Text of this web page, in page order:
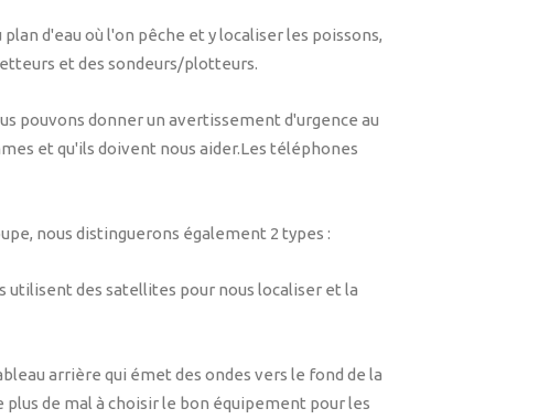
d'eau où l'on pêche et y localiser les poissons,
et des sondeurs/plotteurs.
pouvons donner un avertissement d'urgence au
et qu'ils doivent nous aider.Les téléphones
nous distinguerons également 2 types :
utilisent des satellites pour nous localiser et la
arrière qui émet des ondes vers le fond de la
plus de mal à choisir le bon équipement pour les